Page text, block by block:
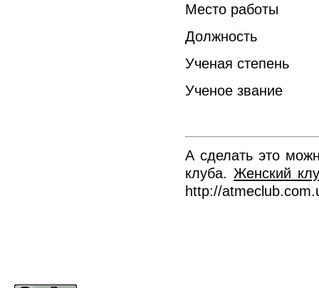
Место работы
Должность
Ученая степень
Ученое звание
А сделать это
клуба. Женский
http://